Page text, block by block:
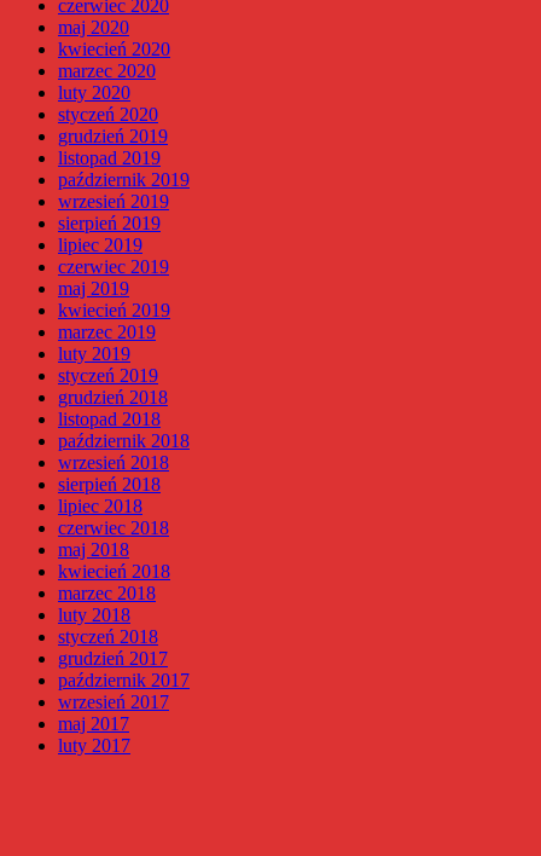
czerwiec 2020
maj 2020
kwiecień 2020
marzec 2020
luty 2020
styczeń 2020
grudzień 2019
listopad 2019
październik 2019
wrzesień 2019
sierpień 2019
lipiec 2019
czerwiec 2019
maj 2019
kwiecień 2019
marzec 2019
luty 2019
styczeń 2019
grudzień 2018
listopad 2018
październik 2018
wrzesień 2018
sierpień 2018
lipiec 2018
czerwiec 2018
maj 2018
kwiecień 2018
marzec 2018
luty 2018
styczeń 2018
grudzień 2017
październik 2017
wrzesień 2017
maj 2017
luty 2017